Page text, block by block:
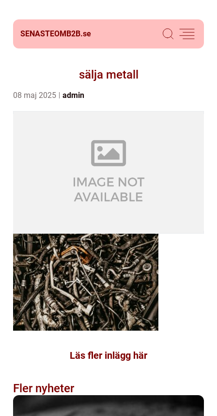
SENASTEOMB2B.se
sälja metall
08 maj 2025 admin
Läs fler inlägg här
Fler nyheter